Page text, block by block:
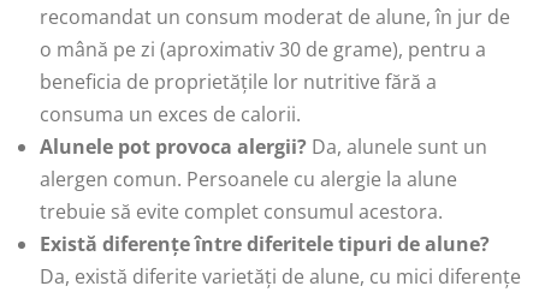
recomandat un consum moderat de alune, în jur de
o mână pe zi (aproximativ 30 de grame), pentru a
beneficia de proprietățile lor nutritive fără a
consuma un exces de calorii.
Alunele pot provoca alergii? Da, alunele sunt un
alergen comun. Persoanele cu alergie la alune
trebuie să evite complet consumul acestora.
Există diferențe între diferitele tipuri de alune?
Da, există diferite varietăți de alune, cu mici diferențe